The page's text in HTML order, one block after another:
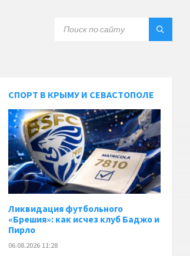
СПОРТ В КРЫМУ И СЕВАСТОПОЛЕ
Ликвидация футбольного
«Брешия»: как исчез клуб Баджо и
Пирло
06.08.2026 11:28